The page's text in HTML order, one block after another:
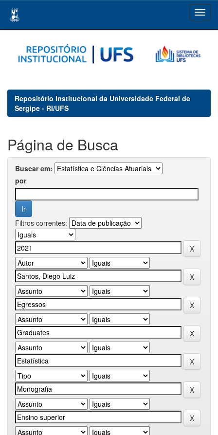
navigation
Repositório Institucional da Universidade Federal de
Sergipe - RI/UFS
Página de Busca
Buscar em:
por
Filtros correntes: